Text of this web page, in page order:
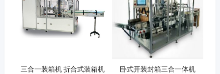
三合一装箱机 折合式装箱机 卧式开装封箱三合一体机